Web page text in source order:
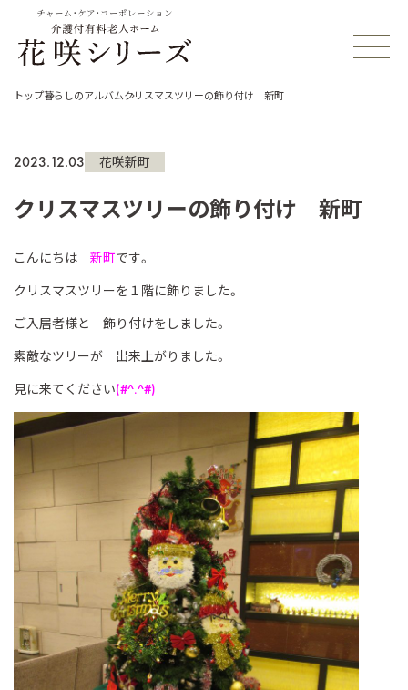
チャーム・ケア・コーポレーション
トップ暮らしのアルバムクリスマスツリーの飾り付け 新町
2023.12.03 花咲新町
クリスマスツリーの飾り付け 新町
こんにちは 新町です。
クリスマスツリーを１階に飾りました。
ご入居者様と 飾り付けをしました。
素敵なツリーが 出来上がりました。
見に来てください(#^.^#)